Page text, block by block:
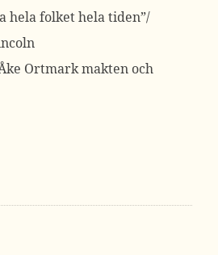
hela folket hela tiden”/
Ortmark makten och